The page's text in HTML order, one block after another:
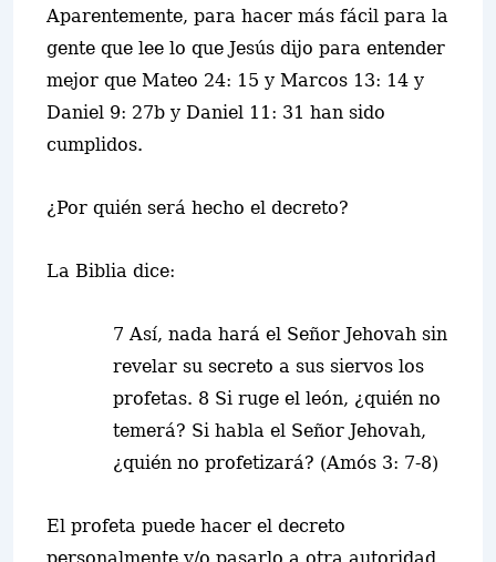
Aparentemente, para hacer más fácil para la
gente que lee lo que Jesús dijo para entender
mejor que Mateo 24: 15 y Marcos 13: 14 y
Daniel 9: 27b y Daniel 11: 31 han sido
cumplidos.
¿Por quién será hecho el decreto?
La Biblia dice:
7 Así, nada hará el Señor Jehovah sin
revelar su secreto a sus siervos los
profetas. 8 Si ruge el león, ¿quién no
temerá? Si habla el Señor Jehovah,
¿quién no profetizará? (Amós 3: 7-8)
El profeta puede hacer el decreto